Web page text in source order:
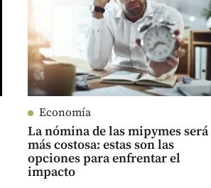
Economía
La nómina de las mipymes será
más costosa: estas son las
opciones para enfrentar el
impacto